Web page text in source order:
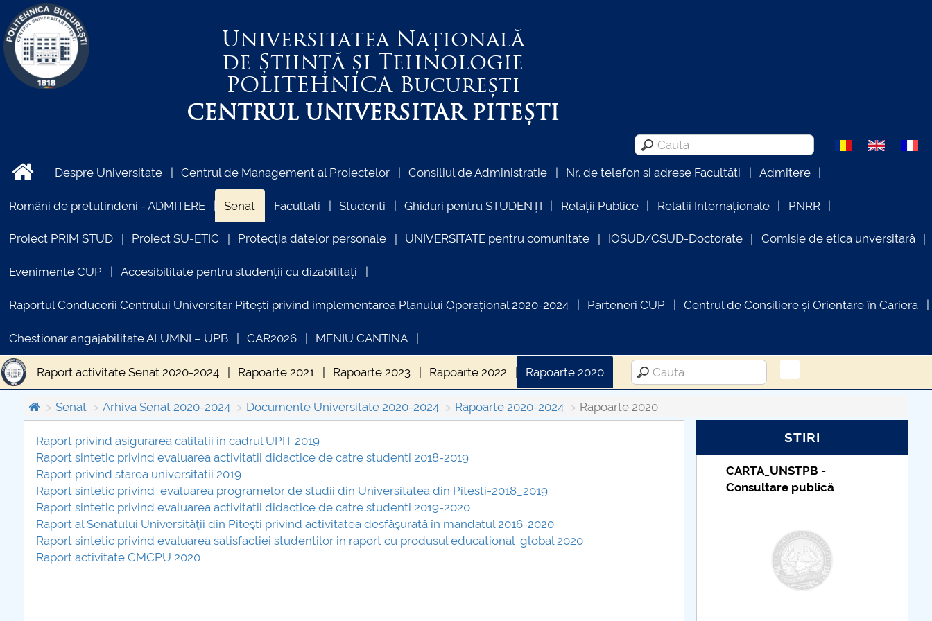
Universitatea Națională
de Știință și Tehnologie
POLITEHNICABucurești
CENTRUL UNIVERSITAR PITEȘTI
Despre Universitate Centrul de Management al Proiectelor Consiliul de Administratie Nr. de telefon si adrese Facultăți Admitere
Români de pretutindeni - ADMITERE Senat Facultăți Studenți Ghiduri pentru STUDENȚI Relații Publice Relații Internaționale PNRR
Proiect PRIM STUD Proiect SU-ETIC Protecția datelor personale UNIVERSITATE pentru comunitate IOSUD/CSUD-Doctorate Comisie de etica unversitară
Evenimente CUP Accesibilitate pentru studenții cu dizabilități
Raportul Conducerii Centrului Universitar Pitești privind implementarea Planului Operațional 2020-2024 Parteneri CUP Centrul de Consiliere și Orientare în Carieră
Chestionar angajabilitate ALUMNI – UPB CAR2026 MENIU CANTINA
Raport activitate Senat 2020-2024 Rapoarte 2021 Rapoarte 2023 Rapoarte 2022 Rapoarte 2020
Senat Arhiva Senat 2020-2024 Documente Universitate 2020-2024 Rapoarte 2020-2024 Rapoarte 2020
Raport privind asigurarea calitatii in cadrul UPIT 2019
Raport sintetic privind evaluarea activitatii didactice de catre studenti 2018-2019
Raport privind starea universitatii 2019
Raport sintetic privind evaluarea programelor de studii din Universitatea din Pitesti-2018_2019
Raport sintetic privind evaluarea activitatii didactice de catre studenti 2019-2020
Raport al Senatului Universităţii din Piteşti privind activitatea desfăşurată în mandatul 2016-2020
Raport sintetic privind evaluarea satisfactiei studentilor in raport cu produsul educational global 2020
Raport activitate CMCPU 2020
STIRI
PRIMSTUD 26.03.2026
CARTA_UNSTPB -
Consultare publică